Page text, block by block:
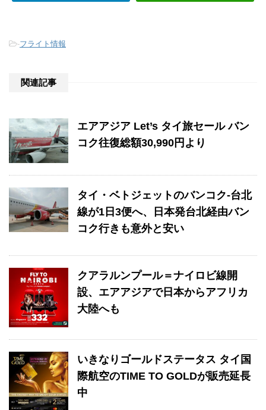
-フライト情報
関連記事
エアアジア Let’s タイ旅セール バン
コク往復総額30,990円より
タイ・ベトジェットのバンコク-台北
線が1日3便へ、日本発台北経由バン
コク行きも意外と安い
クアラルンプール＝ナイロビ線開
設、エアアジアで日本からアフリカ
大陸へも
いきなりゴールドステータス タイ国
際航空のTIME TO GOLDが販売延長
中